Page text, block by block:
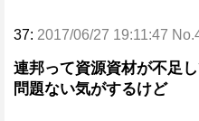
37: 2017/06/27 19:11:47
連邦って資源資材が不足
問題ない気がするけど